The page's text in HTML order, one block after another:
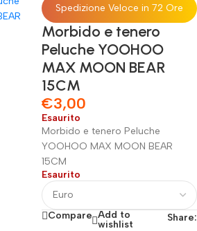
Spedizione Veloce in 72 Ore
Morbido e tenero
Peluche YOOHOO
MAX MOON BEAR
15CM
€3,00
Esaurito
Morbido e tenero Peluche
YOOHOO MAX MOON BEAR
15CM
Esaurito
Compare Add to
wishlist
Share: